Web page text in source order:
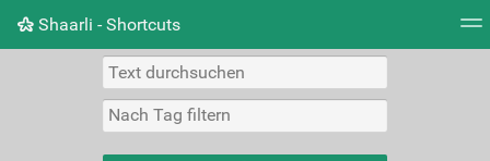
Shaarli - Shortcuts
Bildwand